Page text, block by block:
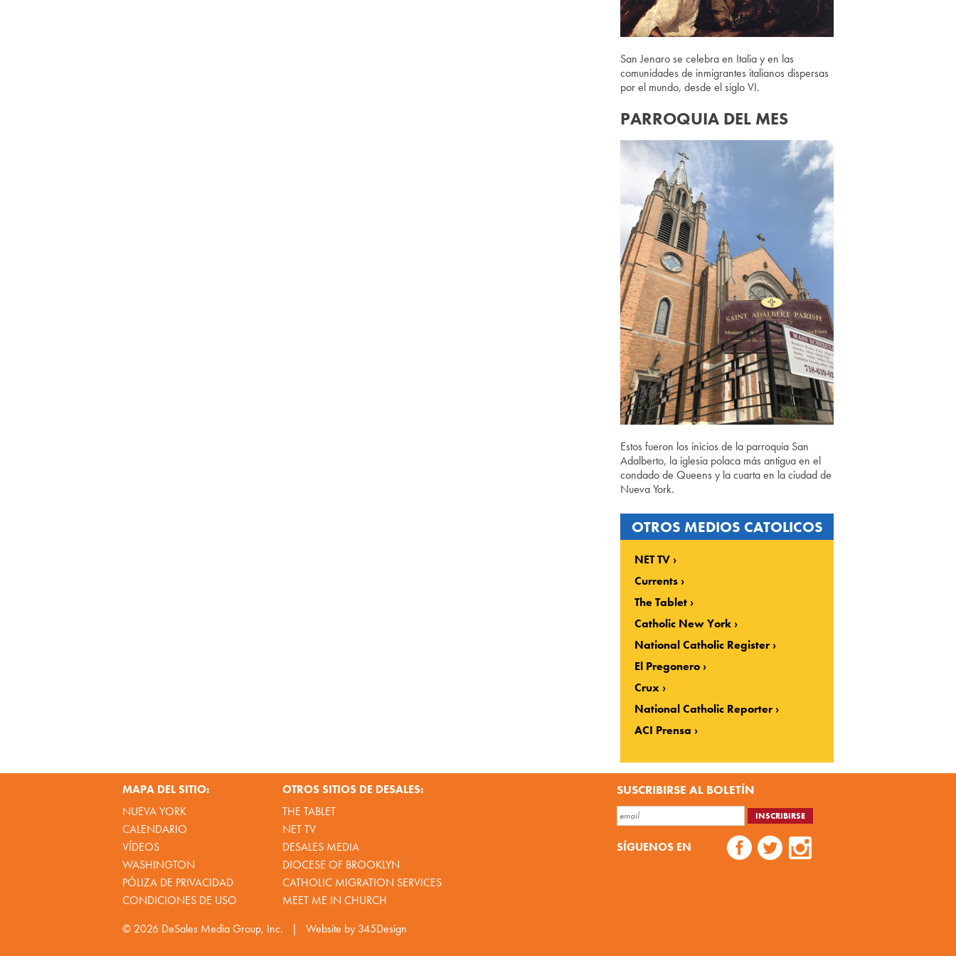
San Jenaro se celebra en Italia y en las
comunidades de inmigrantes italianos dispersas
por el mundo, desde el siglo VI.
PARROQUIA DEL MES
Estos fueron los inicios de la parroquia San
Adalberto, la iglesia polaca más antigua en el
condado de Queens y la cuarta en la ciudad de
Nueva York.
OTROS MEDIOS CATOLICOS
NET TV
Currents
The Tablet
Catholic New York
National Catholic Register
El Pregonero
Crux
National Catholic Reporter
ACI Prensa
MAPA DEL SITIO:
NUEVA YORK
CALENDARIO
VÍDEOS
WASHINGTON
PÓLIZA DE PRIVACIDAD
CONDICIONES DE USO
OTROS SITIOS DE DESALES:
THE TABLET
NET TV
DESALES MEDIA
DIOCESE OF BROOKLYN
CATHOLIC MIGRATION SERVICES
MEET ME IN CHURCH
SUSCRIBIRSE AL BOLETÍN
SÍGUENOS EN
© 2026 DeSales Media Group, Inc. | Website by 345Design